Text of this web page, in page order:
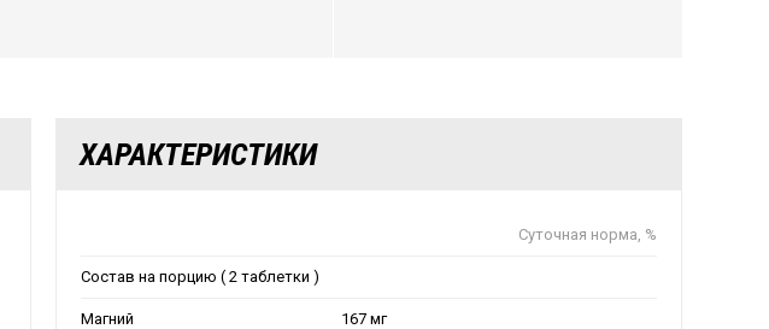
ХАРАКТЕРИСТИКИ
Суточная норма, %
Состав на порцию ( 2 таблетки )
Магний 167 мг